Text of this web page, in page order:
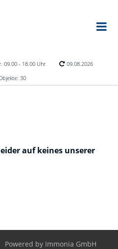
09.00 - 18.00 Uhr
09.08.2026
30
auf keines unserer
Powered by Immonia GmbH